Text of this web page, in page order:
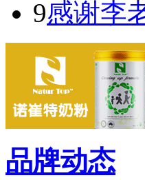
9感谢李
品牌动态